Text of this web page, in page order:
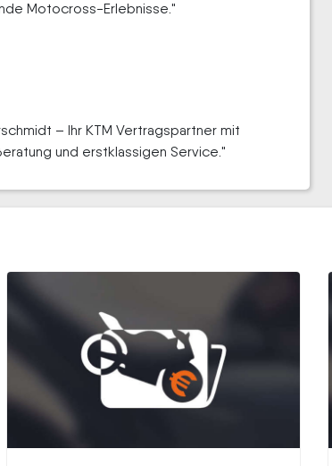
Motocross-Erlebnisse."
– Ihr KTM Vertragspartner mit
und erstklassigen Service."